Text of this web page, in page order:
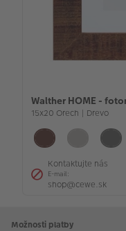
Walther HOME -
15x20 Orech | Drevo
Kontaktujte nás
E-mail:
shop@cewe.sk
Možnosti platby